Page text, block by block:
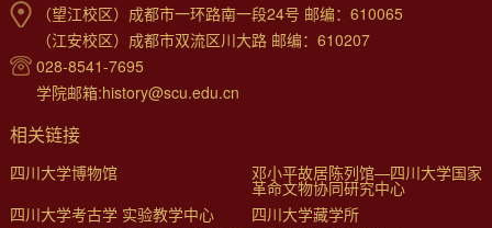
（望江校区）成都市一环路南一段24号 邮编：610065
（江安校区）成都市双流区川大路 邮编：610207
028-8541-7695
学院邮箱:history@scu.edu.cn
相关链接
四川大学博物馆 邓小平故居陈列馆—四川大学国家
革命文物协同研究中心
四川大学考古学 实验教学中心
四川大学藏学所